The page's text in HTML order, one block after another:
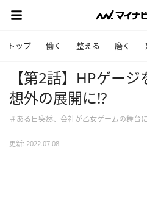
トップ 働く 整える 磨く
【第2話】HPゲー
想外の展開に⁉
＃ある日突然、会社が乙女ゲームの舞台
更新: 2022.07.08